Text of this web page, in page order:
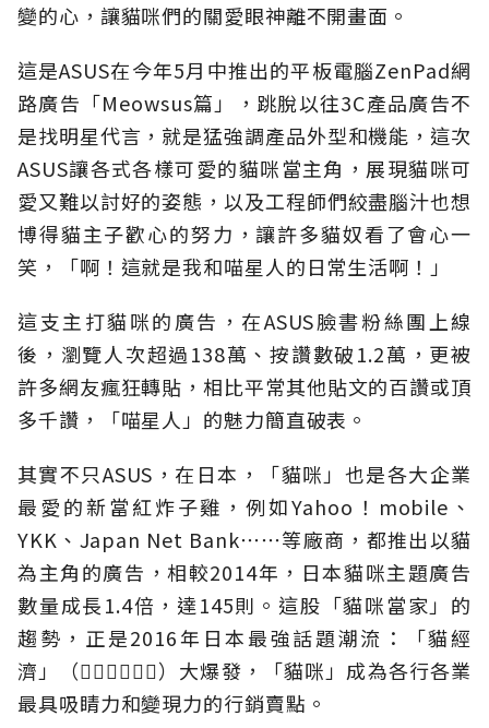
變的心，讓貓咪們的關愛眼神離不開畫面。
這是ASUS在今年5月中推出的平板電腦ZenPad網
路廣告「Meowsus篇」，跳脫以往3C產品廣告不
是找明星代言，就是猛強調產品外型和機能，這次
ASUS讓各式各樣可愛的貓咪當主角，展現貓咪可
愛又難以討好的姿態，以及工程師們絞盡腦汁也想
博得貓主子歡心的努力，讓許多貓奴看了會心一
笑，「啊！這就是我和喵星人的日常生活啊！」
這支主打貓咪的廣告，在ASUS臉書粉絲團上線
後，瀏覽人次超過138萬、按讚數破1.2萬，更被
許多網友瘋狂轉貼，相比平常其他貼文的百讚或頂
多千讚，「喵星人」的魅力簡直破表。
其實不只ASUS，在日本，「貓咪」也是各大企業
最愛的新當紅炸子雞，例如Yahoo！mobile、
YKK、Japan Net Bank⋯⋯等廠商，都推出以貓
為主角的廣告，相較2014年，日本貓咪主題廣告
數量成長1.4倍，達145則。這股「貓咪當家」的
趨勢，正是2016年日本最強話題潮流：「貓經
濟」（）大爆發，「貓咪」成為各行各業
最具吸睛力和變現力的行銷賣點。